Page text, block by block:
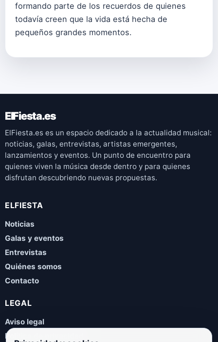
formando parte de los recuerdos de quienes
todavía creen que la vida está hecha de
pequeños grandes momentos.
ElFiesta.es
ElFiesta.es es un espacio dedicado a la actualidad musical:
noticias, galas, entrevistas, artistas emergentes,
lanzamientos y eventos. Un punto de encuentro para
quienes viven la música desde dentro y para quienes
disfrutan descubriendo nuevas propuestas.
ELFIESTA
Noticias
Galas y eventos
Entrevistas
Quiénes somos
Contacto
LEGAL
Aviso legal
Política de privacidad